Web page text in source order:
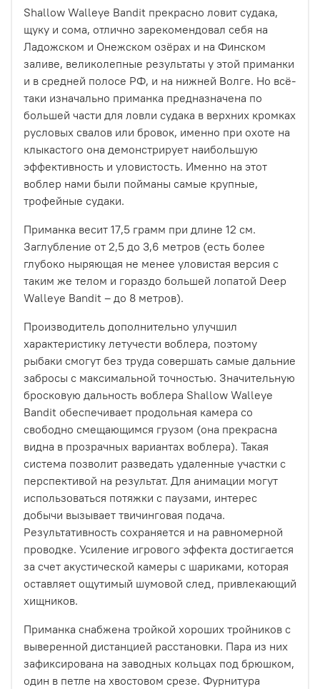
Shallow Walleye Bandit прекрасно ловит судака,
щуку и сома, отлично зарекомендовал себя на
Ладожском и Онежском озёрах и на Финском
заливе, великолепные результаты у этой приманки
и в средней полосе РФ, и на нижней Волге. Но всё-
таки изначально приманка предназначена по
большей части для ловли судака в верхних кромках
русловых свалов или бровок, именно при охоте на
клыкастого она демонстрирует наибольшую
эффективность и уловистость. Именно на этот
воблер нами были пойманы самые крупные,
трофейные судаки.
Приманка весит 17,5 грамм при длине 12 см.
Заглубление от 2,5 до 3,6 метров (есть более
глубоко ныряющая не менее уловистая версия с
таким же телом и гораздо большей лопатой Deep
Walleye Bandit – до 8 метров).
Производитель дополнительно улучшил
характеристику летучести воблера, поэтому
рыбаки смогут без труда совершать самые дальние
забросы с максимальной точностью. Значительную
бросковую дальность воблера Shallow Walleye
Bandit обеспечивает продольная камера со
свободно смещающимся грузом (она прекрасна
видна в прозрачных вариантах воблера). Такая
система позволит разведать удаленные участки с
перспективой на результат. Для анимации могут
использоваться потяжки с паузами, интерес
добычи вызывает твичинговая подача.
Результативность сохраняется и на равномерной
проводке. Усиление игрового эффекта достигается
за счет акустической камеры с шариками, которая
оставляет ощутимый шумовой след, привлекающий
хищников.
Приманка снабжена тройкой хороших тройников с
выверенной дистанцией расстановки. Пара из них
зафиксирована на заводных кольцах под брюшком,
один в петле на хвостовом срезе. Фурнитура